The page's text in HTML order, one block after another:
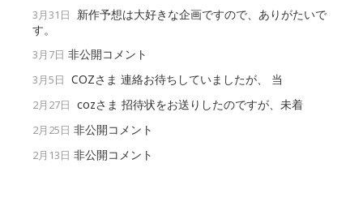
3月31日
新作予想は大好きな企画ですので、ありがたいで
す。
3月7日 非公開コメント
3月5日 COZさま 連絡お待ちしていましたが、 当
2月27日 cozさま 招待状をお送りしたのですが、未着
2月25日 非公開コメント
2月13日 非公開コメント